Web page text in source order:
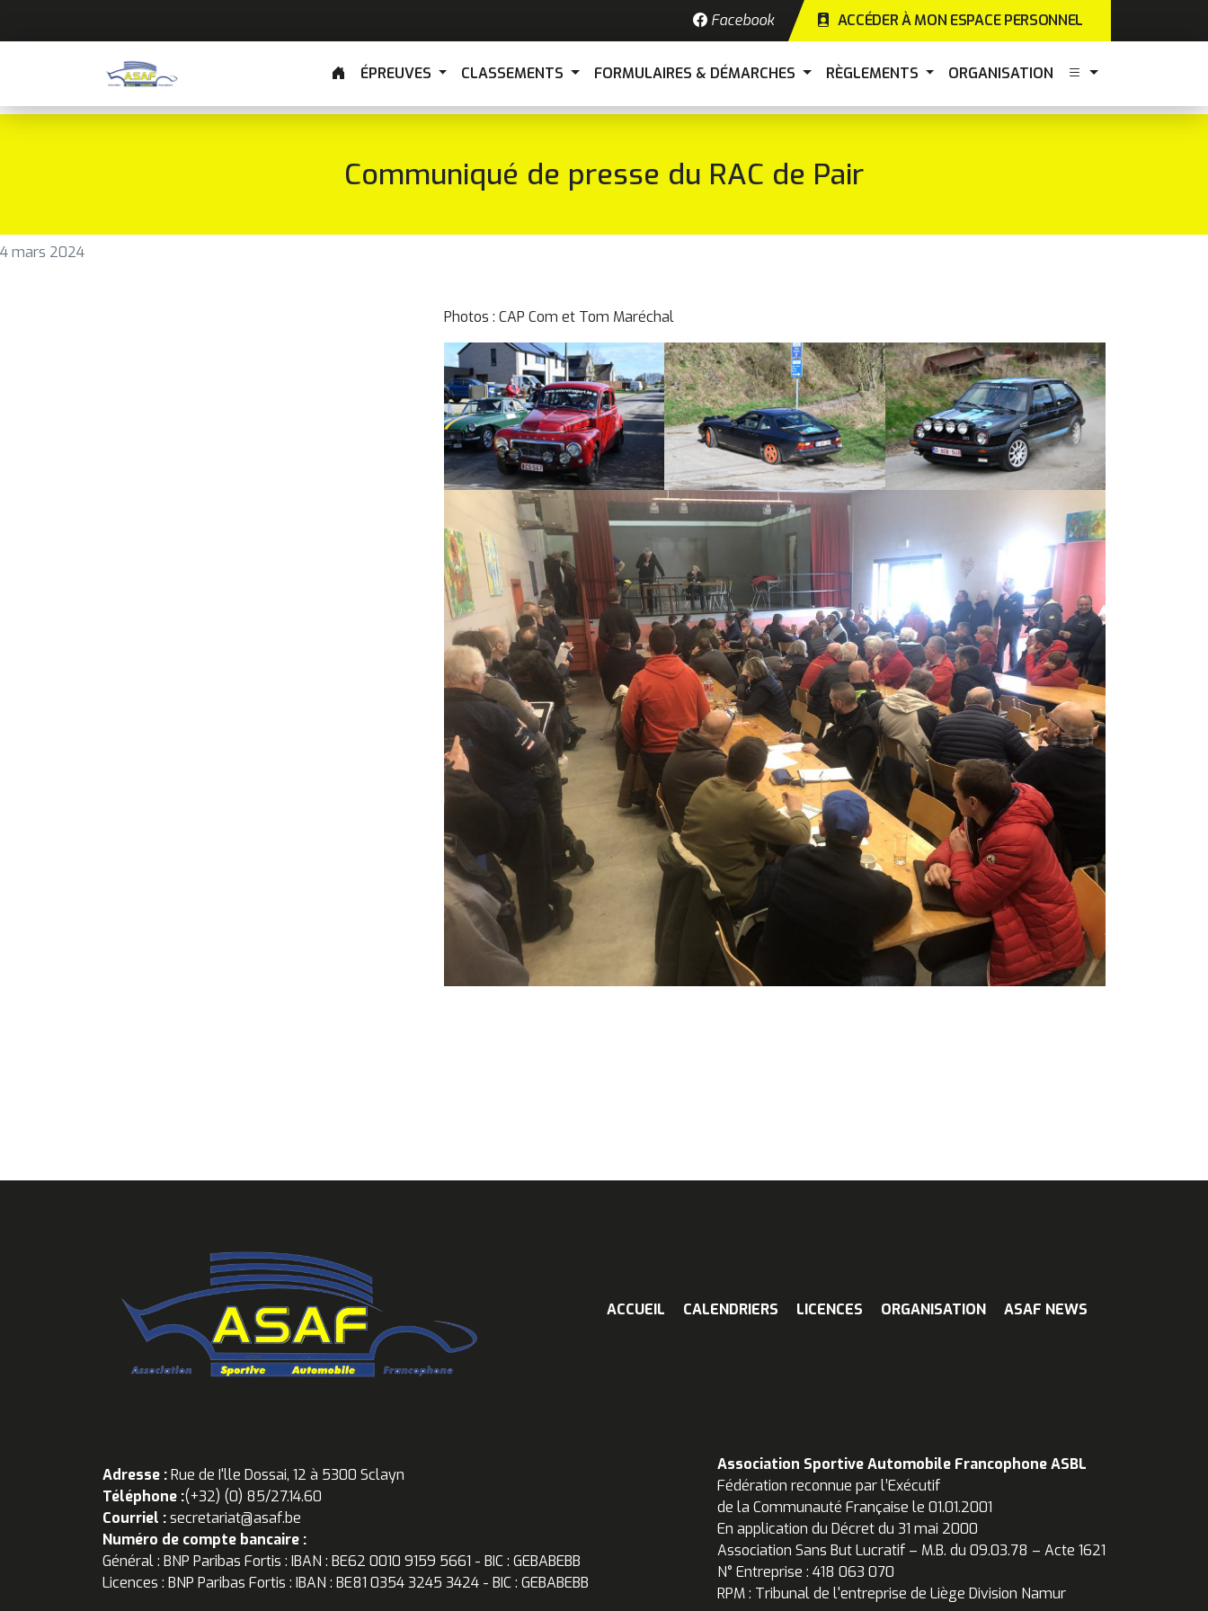
Facebook ACCÉDER À MON ESPACE PERSONNEL
ÉPREUVES CLASSEMENTS FORMULAIRES & DÉMARCHES RÈGLEMENTS ORGANISATION
Communiqué de presse du RAC de Pair
4 mars 2024
Photos : CAP Com et Tom Maréchal
ACCUEIL CALENDRIERS LICENCES ORGANISATION ASAF NEWS
Adresse :Rue de I'lle Dossai, 12 à 5300 Sclayn
Téléphone :(+32) (0) 85/27.14.60
Courriel :secretariat@asaf.be
Numéro de compte bancaire :
Général : BNP Paribas Fortis : IBAN : BE62 0010 9159 5661 - BIC : GEBABEBB
Licences : BNP Paribas Fortis : IBAN : BE81 0354 3245 3424 - BIC : GEBABEBB
Association Sportive Automobile Francophone ASBL
Fédération reconnue par l’Exécutif
de la Communauté Française le 01.01.2001
En application du Décret du 31 mai 2000
Association Sans But Lucratif – M.B. du 09.03.78 – Acte 1621
N° Entreprise : 418 063 070
RPM : Tribunal de l'entreprise de Liège Division Namur